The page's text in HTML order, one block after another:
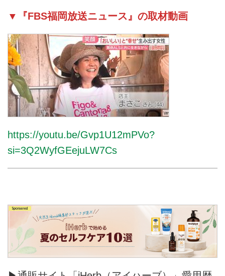
▼『FBS福岡放送ニュース』の取材動画
https://youtu.be/Gvp1U12mPVo?
si=3Q2WyfGEejuLW7Cs